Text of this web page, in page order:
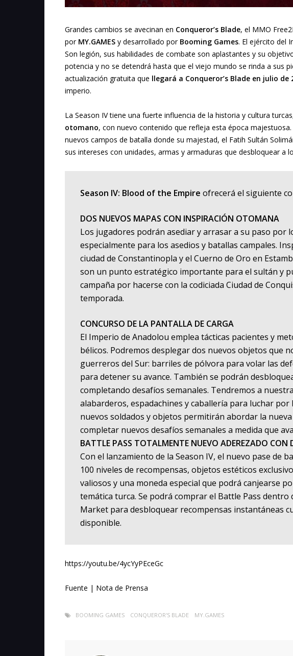
Grandes cambios se avecinan en Conqueror’s Blade, el MMO
por MY.GAMES y desarrollado por Booming Games. El ejército del
Son legión, sus habilidades de combate son aplastantes y su
potencia y no se detendrá hasta que el viejo mundo se rinda a sus
actualización gratuita que llegará a Conqueror’s Blade en julio de
imperio.
La Season IV tiene una fuerte influencia de la historia y cultura
otomano, con nuevo contenido que refleja esta época
nuevos campos de batalla donde su majestad, el Fatih Sultán
sus intereses con unidades, armas y armaduras que desbloquear a
Season IV: Blood of the Empire ofrecerá el siguiente
DOS NUEVOS MAPAS CON INSPIRACIÓN OTOMANA
Los jugadores podrán asediar y arrasar a su paso por
especialmente para los asedios y batallas campales.
ciudad de Constantinopla y el Cuerno de Oro en
son un punto estratégico importante para el sultán y
campaña por hacerse con la codiciada Ciudad de
temporada.
CONCURSO DE LA PANTALLA DE CARGA
El Imperio de Anadolou emplea tácticas pacientes y
bélicos. Podremos desplegar dos nuevos objetos que
guerreros del Sur: barriles de pólvora para volar las
para detener su avance. También se podrán
completando desafíos semanales. Tendremos a
alabarderos, espadachines y caballería para luchar por
nuevos soldados y objetos permitirán abordar la nueva
completar nuevos desafíos semanales a medida que
BATTLE PASS TOTALMENTE NUEVO ADEREZADO CON
Con el lanzamiento de la Season IV, el nuevo pase de
100 niveles de recompensas, objetos estéticos
valiosos y una moneda especial que podrá canjearse
temática turca. Se podrá comprar el Battle Pass dentro
Market para desbloquear recompensas instantáneas
disponible.
https://youtu.be/4ycYyPEceGc
Fuente | Nota de Prensa
BOOMING GAMES CONQUEROR'S BLADE MY.GAMES